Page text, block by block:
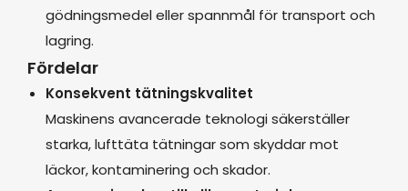
gödningsmedel eller spannmål för transport och
lagring.
Fördelar
Konsekvent tätningskvalitet
Maskinens avancerade teknologi säkerställer
starka, lufttäta tätningar som skyddar mot
läckor, kontaminering och skador.